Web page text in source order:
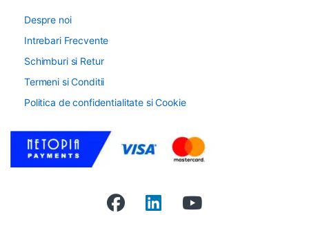
Despre noi
Intrebari Frecvente
Schimburi si Retur
Termeni si Conditii
Politica de confidentialitate si Cookie